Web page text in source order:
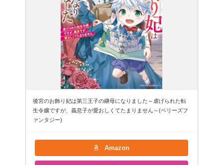
後宮のお飾り妃は第三王子の継母になりました～虐げられた転
生令嬢ですが、義息子が愛おしくてたまりません～(ベリーズフ
ァンタジー)
Amazon